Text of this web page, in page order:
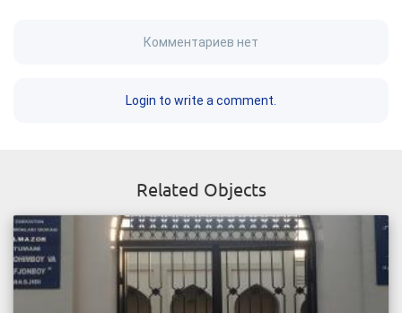
Комментариев нет
Login to write a comment.
Related Objects